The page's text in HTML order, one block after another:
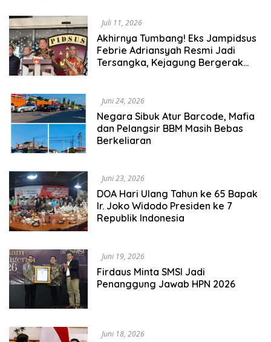
Juli 11, 2026
Akhirnya Tumbang! Eks Jampidsus
Febrie Adriansyah Resmi Jadi
Tersangka, Kejagung Bergerak
Juni 24, 2026
Negara Sibuk Atur Barcode, Mafia
dan Pelangsir BBM Masih Bebas
Berkeliaran
Juni 23, 2026
DOA Hari Ulang Tahun ke 65 Bapak
Ir. Joko Widodo Presiden ke 7
Republik Indonesia
Juni 19, 2026
Firdaus Minta SMSI Jadi
Penanggung Jawab HPN 2026
Juni 18, 2026